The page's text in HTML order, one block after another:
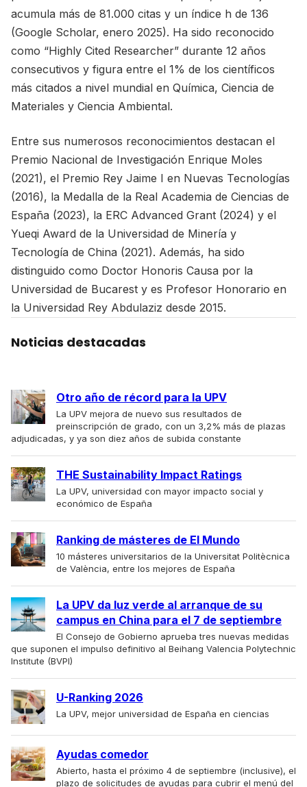
acumula más de 81.000 citas y un índice h de 136
(Google Scholar, enero 2025). Ha sido reconocido
como “Highly Cited Researcher” durante 12 años
consecutivos y figura entre el 1% de los científicos
más citados a nivel mundial en Química, Ciencia de
Materiales y Ciencia Ambiental.
Entre sus numerosos reconocimientos destacan el
Premio Nacional de Investigación Enrique Moles
(2021), el Premio Rey Jaime I en Nuevas Tecnologías
(2016), la Medalla de la Real Academia de Ciencias de
España (2023), la ERC Advanced Grant (2024) y el
Yueqi Award de la Universidad de Minería y
Tecnología de China (2021). Además, ha sido
distinguido como Doctor Honoris Causa por la
Universidad de Bucarest y es Profesor Honorario en
la Universidad Rey Abdulaziz desde 2015.
Noticias destacadas
Otro año de récord para la UPV
La UPV mejora de nuevo sus resultados de
preinscripción de grado, con un 3,2% más de plazas
adjudicadas, y ya son diez años de subida constante
THE Sustainability Impact Ratings
La UPV, universidad con mayor impacto social y
económico de España
Ranking de másteres de El Mundo
10 másteres universitarios de la Universitat Politècnica
de València, entre los mejores de España
La UPV da luz verde al arranque de su
campus en China para el 7 de septiembre
El Consejo de Gobierno aprueba tres nuevas medidas
que suponen el impulso definitivo al Beihang Valencia Polytechnic
Institute (BVPI)
U-Ranking 2026
La UPV, mejor universidad de España en ciencias
Ayudas comedor
Abierto, hasta el próximo 4 de septiembre (inclusive), el
plazo de solicitudes de ayudas para cubrir el menú del